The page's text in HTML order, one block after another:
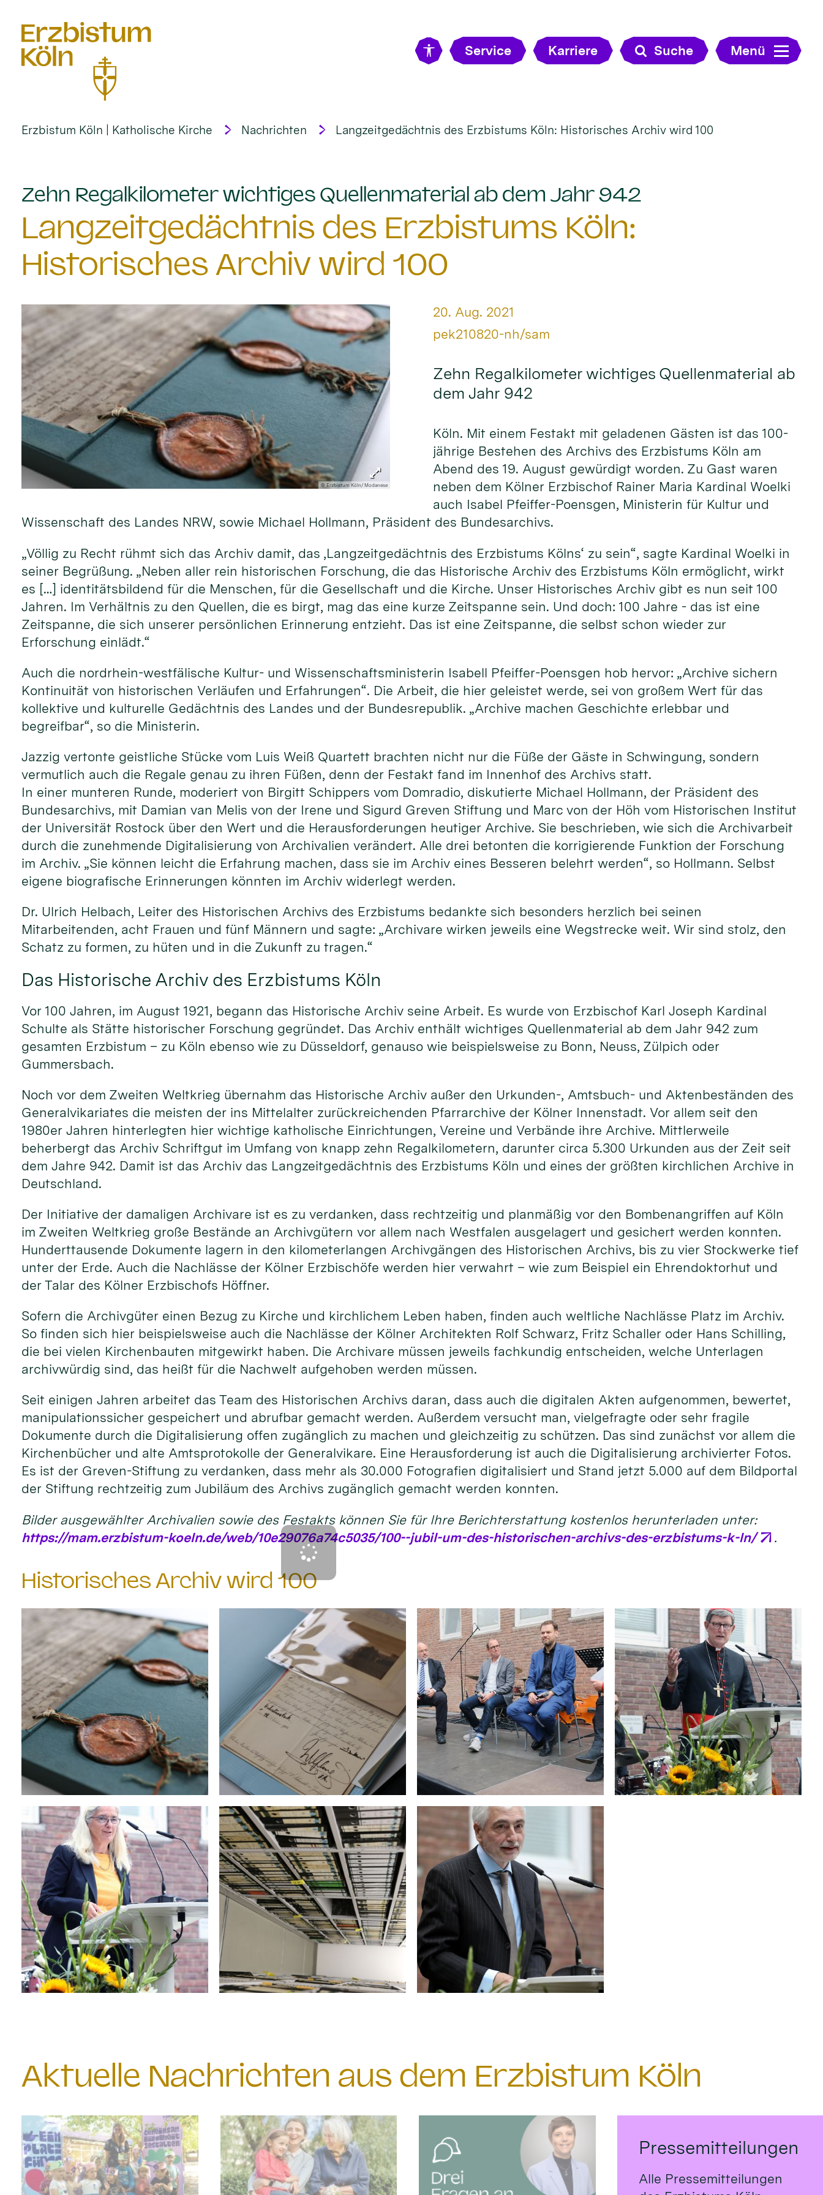
Service Karriere Suche Menü
Erzbistum Köln | Katholische Kirche Nachrichten Langzeitgedächtnis des Erzbistums Köln: Historisches Archiv wird 100
Zehn Regalkilometer wichtiges Quellenmaterial ab dem Jahr 942
Langzeitgedächtnis des Erzbistums Köln:
Historisches Archiv wird 100
© Erzbistum Köln/ Modanese
Datum:
20. Aug. 2021
Von:
pek210820-nh/sam
Zehn Regalkilometer wichtiges Quellenmaterial ab
dem Jahr 942
Köln. Mit einem Festakt mit geladenen Gästen ist das 100-
jährige Bestehen des Archivs des Erzbistums Köln am
Abend des 19. August gewürdigt worden. Zu Gast waren
neben dem Kölner Erzbischof Rainer Maria Kardinal Woelki
auch Isabel Pfeiffer-Poensgen, Ministerin für Kultur und
Wissenschaft des Landes NRW, sowie Michael Hollmann, Präsident des Bundesarchivs.
„Völlig zu Recht rühmt sich das Archiv damit, das ‚Langzeitgedächtnis des Erzbistums Kölns‘ zu sein“, sagte Kardinal Woelki in
seiner Begrüßung. „Neben aller rein historischen Forschung, die das Historische Archiv des Erzbistums Köln ermöglicht, wirkt
es […] identitätsbildend für die Menschen, für die Gesellschaft und die Kirche. Unser Historisches Archiv gibt es nun seit 100
Jahren. Im Verhältnis zu den Quellen, die es birgt, mag das eine kurze Zeitspanne sein. Und doch: 100 Jahre - das ist eine
Zeitspanne, die sich unserer persönlichen Erinnerung entzieht. Das ist eine Zeitspanne, die selbst schon wieder zur
Erforschung einlädt.“
Auch die nordrhein-westfälische Kultur- und Wissenschaftsministerin Isabell Pfeiffer-Poensgen hob hervor: „Archive sichern
Kontinuität von historischen Verläufen und Erfahrungen“. Die Arbeit, die hier geleistet werde, sei von großem Wert für das
kollektive und kulturelle Gedächtnis des Landes und der Bundesrepublik. „Archive machen Geschichte erlebbar und
begreifbar“, so die Ministerin.
Jazzig vertonte geistliche Stücke vom Luis Weiß Quartett brachten nicht nur die Füße der Gäste in Schwingung, sondern
vermutlich auch die Regale genau zu ihren Füßen, denn der Festakt fand im Innenhof des Archivs statt.
In einer munteren Runde, moderiert von Birgitt Schippers vom Domradio, diskutierte Michael Hollmann, der Präsident des
Bundesarchivs, mit Damian van Melis von der Irene und Sigurd Greven Stiftung und Marc von der Höh vom Historischen Institut
der Universität Rostock über den Wert und die Herausforderungen heutiger Archive. Sie beschrieben, wie sich die Archivarbeit
durch die zunehmende Digitalisierung von Archivalien verändert. Alle drei betonten die korrigierende Funktion der Forschung
im Archiv. „Sie können leicht die Erfahrung machen, dass sie im Archiv eines Besseren belehrt werden“, so Hollmann. Selbst
eigene biografische Erinnerungen könnten im Archiv widerlegt werden.
Dr. Ulrich Helbach, Leiter des Historischen Archivs des Erzbistums bedankte sich besonders herzlich bei seinen
Mitarbeitenden, acht Frauen und fünf Männern und sagte: „Archivare wirken jeweils eine Wegstrecke weit. Wir sind stolz, den
Schatz zu formen, zu hüten und in die Zukunft zu tragen.“
Das Historische Archiv des Erzbistums Köln
Vor 100 Jahren, im August 1921, begann das Historische Archiv seine Arbeit. Es wurde von Erzbischof Karl Joseph Kardinal
Schulte als Stätte historischer Forschung gegründet. Das Archiv enthält wichtiges Quellenmaterial ab dem Jahr 942 zum
gesamten Erzbistum – zu Köln ebenso wie zu Düsseldorf, genauso wie beispielsweise zu Bonn, Neuss, Zülpich oder
Gummersbach.
Noch vor dem Zweiten Weltkrieg übernahm das Historische Archiv außer den Urkunden-, Amtsbuch- und Aktenbeständen des
Generalvikariates die meisten der ins Mittelalter zurückreichenden Pfarrarchive der Kölner Innenstadt. Vor allem seit den
1980er Jahren hinterlegten hier wichtige katholische Einrichtungen, Vereine und Verbände ihre Archive. Mittlerweile
beherbergt das Archiv Schriftgut im Umfang von knapp zehn Regalkilometern, darunter circa 5.300 Urkunden aus der Zeit seit
dem Jahre 942. Damit ist das Archiv das Langzeitgedächtnis des Erzbistums Köln und eines der größten kirchlichen Archive in
Deutschland.
Der Initiative der damaligen Archivare ist es zu verdanken, dass rechtzeitig und planmäßig vor den Bombenangriffen auf Köln
im Zweiten Weltkrieg große Bestände an Archivgütern vor allem nach Westfalen ausgelagert und gesichert werden konnten.
Hunderttausende Dokumente lagern in den kilometerlangen Archivgängen des Historischen Archivs, bis zu vier Stockwerke tief
unter der Erde. Auch die Nachlässe der Kölner Erzbischöfe werden hier verwahrt – wie zum Beispiel ein Ehrendoktorhut und
der Talar des Kölner Erzbischofs Höffner.
Sofern die Archivgüter einen Bezug zu Kirche und kirchlichem Leben haben, finden auch weltliche Nachlässe Platz im Archiv.
So finden sich hier beispielsweise auch die Nachlässe der Kölner Architekten Rolf Schwarz, Fritz Schaller oder Hans Schilling,
die bei vielen Kirchenbauten mitgewirkt haben. Die Archivare müssen jeweils fachkundig entscheiden, welche Unterlagen
archivwürdig sind, das heißt für die Nachwelt aufgehoben werden müssen.
Seit einigen Jahren arbeitet das Team des Historischen Archivs daran, dass auch die digitalen Akten aufgenommen, bewertet,
manipulationssicher gespeichert und abrufbar gemacht werden. Außerdem versucht man, vielgefragte oder sehr fragile
Dokumente durch die Digitalisierung offen zugänglich zu machen und gleichzeitig zu schützen. Das sind zunächst vor allem die
Kirchenbücher und alte Amtsprotokolle der Generalvikare. Eine Herausforderung ist auch die Digitalisierung archivierter Fotos.
Es ist der Greven-Stiftung zu verdanken, dass mehr als 30.000 Fotografien digitalisiert und Stand jetzt 5.000 auf dem Bildportal
der Stiftung rechtzeitig zum Jubiläum des Archivs zugänglich gemacht werden konnten.
Bilder ausgewählter Archivalien sowie des Festakts können Sie für Ihre Berichterstattung kostenlos herunterladen unter:
https://mam.erzbistum-koeln.de/web/10e29076a74c5035/100--jubil-um-des-historischen-archivs-des-erzbistums-k-ln/
.
Historisches Archiv wird 100
Aktuelle Nachrichten aus dem Erzbistum Köln
Pressemitteilungen
Alle Pressemitteilungen